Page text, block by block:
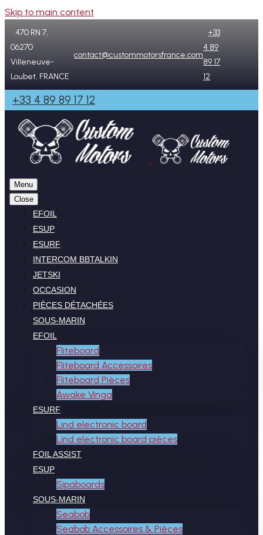
Skip to main content
470 RN 7,
06270
Villeneuve-
Loubet, FRANCE
contact@custommotorsfrance.com
+33
4 89
89 17
12
+33 4 89 89 17 12
Menu
Close
EFOIL
ESUP
ESURF
INTERCOM BBTALKIN
JETSKI
OCCASION
PIÈCES DÉTACHÉES
SOUS-MARIN
EFOIL
Fliteboard
Fliteboard Accessoires
Fliteboard Pièces
Awake Vinga
ESURF
Lind electronic board
Lind electronic board pièces
FOIL ASSIST
ESUP
Sipaboards
SOUS-MARIN
Seabob
Seabob Accessoires & Pièces